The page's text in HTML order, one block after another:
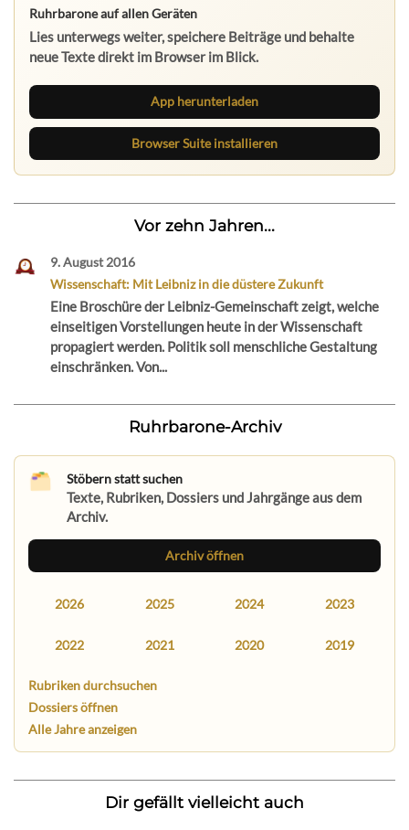
Ruhrbarone auf allen Geräten
Lies unterwegs weiter, speichere Beiträge und behalte
neue Texte direkt im Browser im Blick.
App herunterladen
Browser Suite installieren
Vor zehn Jahren...
9. August 2016
Wissenschaft: Mit Leibniz in die düstere Zukunft
Eine Broschüre der Leibniz-Gemeinschaft zeigt, welche
einseitigen Vorstellungen heute in der Wissenschaft
propagiert werden. Politik soll menschliche Gestaltung
einschränken. Von...
Ruhrbarone-Archiv
Stöbern statt suchen
Texte, Rubriken, Dossiers und Jahrgänge aus dem
Archiv.
Archiv öffnen
2026 2025 2024 2023
2022 2021 2020 2019
Rubriken durchsuchen
Dossiers öffnen
Alle Jahre anzeigen
Dir gefällt vielleicht auch